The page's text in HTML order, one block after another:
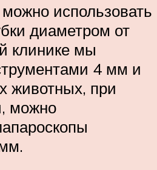
использовать
диаметром от
клинике мы
4 мм и
животных, при
можно